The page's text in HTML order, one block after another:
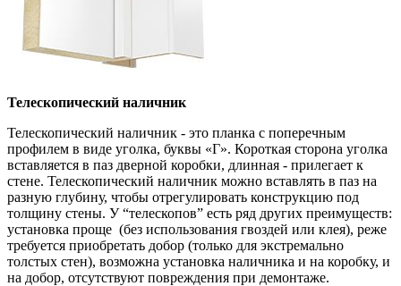
Телескопический наличник
Телескопический наличник - это планка с поперечным
профилем в виде уголка, буквы «Г». Короткая сторона уголка
вставляется в паз дверной коробки, длинная - прилегает к
стене. Телескопический наличник можно вставлять в паз на
разную глубину, чтобы отрегулировать конструкцию под
толщину стены. У “телескопов” есть ряд других преимуществ:
установка проще (без использования гвоздей или клея), реже
требуется приобретать добор (только для экстремально
толстых стен), возможна установка наличника и на коробку, и
на добор, отсутствуют повреждения при демонтаже.